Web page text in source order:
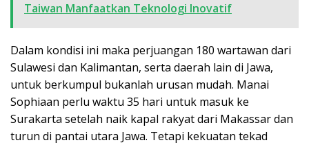
Taiwan Manfaatkan Teknologi Inovatif
Dalam kondisi ini maka perjuangan 180 wartawan dari
Sulawesi dan Kalimantan, serta daerah lain di Jawa,
untuk berkumpul bukanlah urusan mudah. Manai
Sophiaan perlu waktu 35 hari untuk masuk ke
Surakarta setelah naik kapal rakyat dari Makassar dan
turun di pantai utara Jawa. Tetapi kekuatan tekad